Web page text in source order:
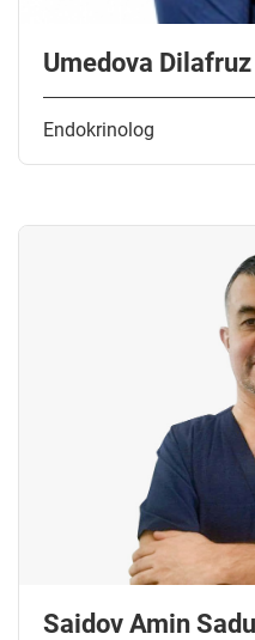
Umedova
Endokrinolog
Saidov Amin